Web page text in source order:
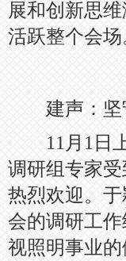
展和创新思
活跃整个会场
建声：坚守
11月1日上
调研组专家
热烈欢迎。
会的调研工
视照明事业的